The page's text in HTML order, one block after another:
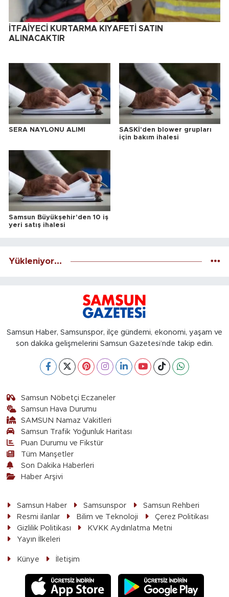
İTFAİYECİ KURTARMA KIYAFETİ SATIN
ALINACAKTIR
SERA NAYLONU ALIMI
SASKİ'den blower grupları
için bakım ihalesi
Samsun Büyükşehir'den 10 iş
yeri satış ihalesi
Yükleniyor...
Samsun Haber, Samsunspor, ilçe gündemi, ekonomi, yaşam ve
son dakika gelişmelerini Samsun Gazetesi’nde takip edin.
Samsun Nöbetçi Eczaneler
Samsun Hava Durumu
SAMSUN Namaz Vakitleri
Samsun Trafik Yoğunluk Haritası
Puan Durumu ve Fikstür
Tüm Manşetler
Son Dakika Haberleri
Haber Arşivi
Samsun Haber Samsunspor
Samsun Rehberi
Resmi ilanlar
Bilim ve Teknoloji
Çerez Politikası
Gizlilik Politikası
KVKK Aydınlatma Metni
Yayın İlkeleri
Künye İletişim